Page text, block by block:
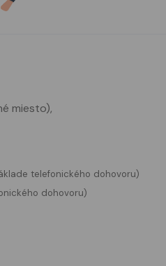
miesto),
telefonického dohovoru)
dohovoru)